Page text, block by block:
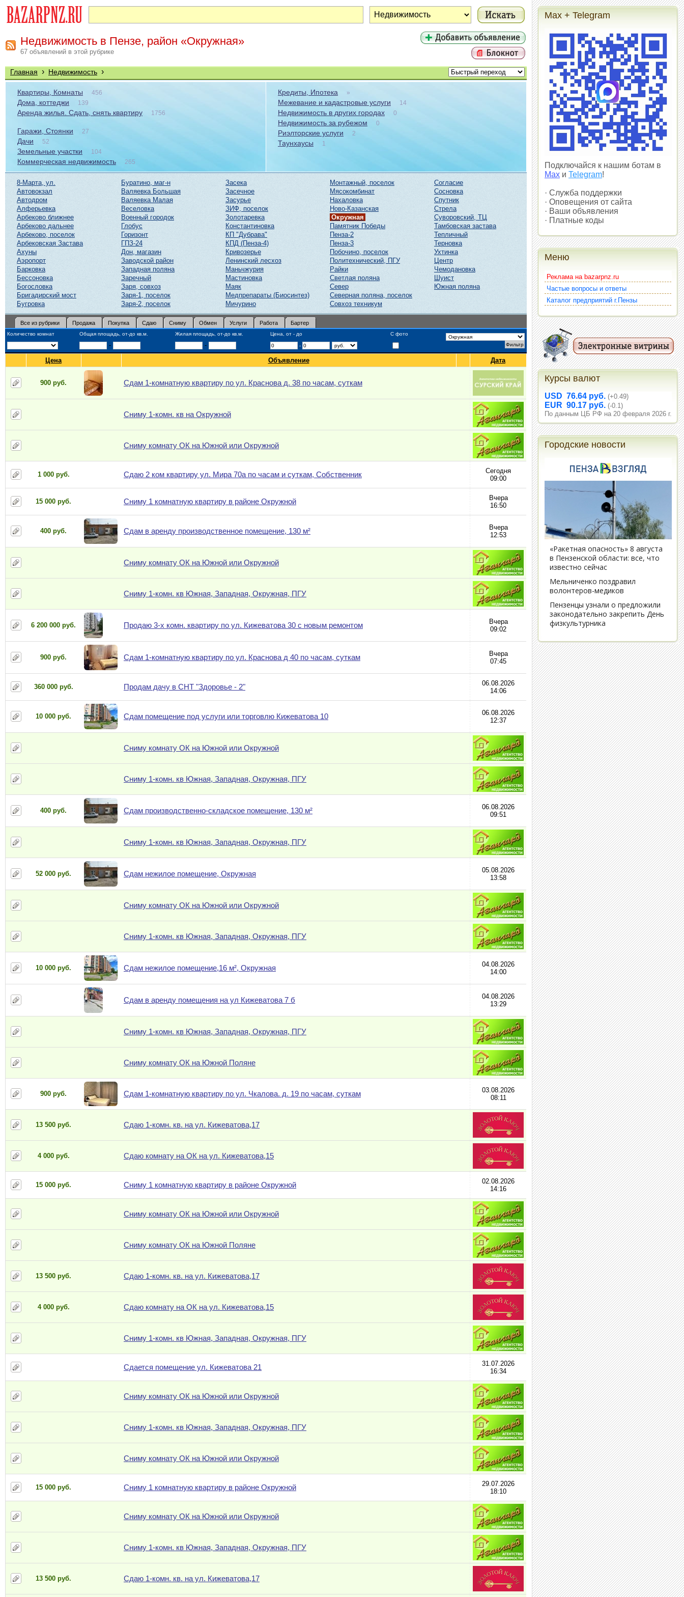
Недвижимость в Пензе, район «Окружная»
67 объявлений в этой рубрике
Главная › Недвижимость ›
Квартиры, Комнаты 456
Дома, коттеджи 139
Аренда жилья. Сдать, снять квартиру 1756
Гаражи, Стоянки 27
Дачи 52
Земельные участки 104
Коммерческая недвижимость 265
Кредиты, Ипотека »
Межевание и кадастровые услуги 14
Недвижимость в других городах 0
Недвижимость за рубежом 0
Риэлторские услуги 2
Таунхаусы 1
8-Марта, ул.
Автовокзал
Автодром
Алферьевка
Арбеково ближнее
Арбеково дальнее
Арбеково, поселок
Арбековская Застава
Ахуны
Аэропорт
Барковка
Бессоновка
Богословка
Бригадирский мост
Бугровка
Буратино, маг-н
Валяевка Большая
Валяевка Малая
Веселовка
Военный городок
Глобус
Горизонт
ГПЗ-24
Дон, магазин
Заводской район
Западная поляна
Заречный
Заря, совхоз
Заря-1, поселок
Заря-2, поселок
Засека
Засечное
Засурье
ЗИФ, поселок
Золотаревка
Константиновка
КП "Дубрава"
КПД (Пенза-4)
Кривозерье
Ленинский лесхоз
Маньчжурия
Мастиновка
Маяк
Медпрепараты (Биосинтез)
Мичурино
Монтажный, поселок
Мясокомбинат
Нахаловка
Ново-Казанская
Окружная
Памятник Победы
Пенза-2
Пенза-3
Побочино, поселок
Политехнический, ПГУ
Райки
Светлая поляна
Север
Северная поляна, поселок
Совхоз техникум
Согласие
Сосновка
Спутник
Стрела
Суворовский, ТЦ
Тамбовская застава
Тепличный
Терновка
Ухтинка
Центр
Чемодановка
Шуист
Южная поляна
Все из рубрики Продажа Покупка Сдаю Сниму Обмен Услуги Работа Бартер
Количество комнат Общая площадь, от-до кв.м. Жилая площадь, от-до кв.м. Цена, от - до С фото
- - -
Цена Объявление Дата
900 руб. Сдам 1-комнатную квартиру по ул. Краснова д. 38 по часам, суткам
Сниму 1-комн. кв на Окружной
Сниму комнату ОК на Южной или Окружной
1 000 руб. Сдаю 2 ком квартиру ул. Мира 70а по часам и суткам, Собственник
Сегодня
09:00
15 000 руб. Сниму 1 комнатную квартиру в районе Окружной
Вчера
16:50
400 руб. Сдам в аренду производственное помещение, 130 м²
Вчера
12:53
Сниму комнату ОК на Южной или Окружной
Сниму 1-комн. кв Южная, Западная, Окружная, ПГУ
6 200 000 руб. Продаю 3-х комн. квартиру по ул. Кижеватова 30 c новым ремонтом
Вчера
09:02
900 руб. Сдам 1-комнатную квартиру по ул. Краснова д 40 по часам, суткам
Вчера
07:45
360 000 руб. Продам дачу в СНТ "Здоровье - 2"
06.08.2026
14:06
10 000 руб. Сдам помещение под услуги или торговлю Кижеватова 10
06.08.2026
12:37
Сниму комнату ОК на Южной или Окружной
Сниму 1-комн. кв Южная, Западная, Окружная, ПГУ
400 руб. Сдам производственно-складское помещение, 130 м²
06.08.2026
09:51
Сниму 1-комн. кв Южная, Западная, Окружная, ПГУ
52 000 руб. Сдам нежилое помещение, Окружная
05.08.2026
13:58
Сниму комнату ОК на Южной или Окружной
Сниму 1-комн. кв Южная, Западная, Окружная, ПГУ
10 000 руб. Сдам нежилое помещение,16 м², Окружная
04.08.2026
14:00
Сдам в аренду помещения на ул Кижеватова 7 б
04.08.2026
13:29
Сниму 1-комн. кв Южная, Западная, Окружная, ПГУ
Сниму комнату ОК на Южной Поляне
900 руб. Сдам 1-комнатную квартиру по ул. Чкалова. д. 19 по часам, суткам
03.08.2026
08:11
13 500 руб. Сдаю 1-комн. кв. на ул. Кижеватова,17
4 000 руб. Сдаю комнату на ОК на ул. Кижеватова,15
15 000 руб. Сниму 1 комнатную квартиру в районе Окружной
02.08.2026
14:16
Сниму комнату ОК на Южной или Окружной
Сниму комнату ОК на Южной Поляне
13 500 руб. Сдаю 1-комн. кв. на ул. Кижеватова,17
4 000 руб. Сдаю комнату на ОК на ул. Кижеватова,15
Сниму 1-комн. кв Южная, Западная, Окружная, ПГУ
Сдается помещение ул. Кижеватова 21
31.07.2026
16:34
Сниму комнату ОК на Южной или Окружной
Сниму 1-комн. кв Южная, Западная, Окружная, ПГУ
Сниму комнату ОК на Южной или Окружной
15 000 руб. Сниму 1 комнатную квартиру в районе Окружной
29.07.2026
18:10
Сниму комнату ОК на Южной или Окружной
Сниму 1-комн. кв Южная, Западная, Окружная, ПГУ
13 500 руб. Сдаю 1-комн. кв. на ул. Кижеватова,17
Max + Telegram
Подключайся к нашим ботам в
Max и Telegram!
· Служба поддержки
· Оповещения от сайта
· Ваши объявления
· Платные коды
Меню
Реклама на bazarpnz.ru
Частые вопросы и ответы
Каталог предприятий г.Пензы
Курсы валют
USD 76.64 руб. (+0.49)
EUR 90.17 руб. (-0.1)
По данным ЦБ РФ на 20 февраля 2026 г.
Городские новости